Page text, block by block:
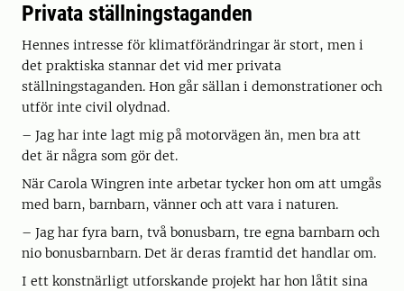
Privata ställningstaganden
Hennes intresse för klimatförändringar är stort, men i
det praktiska stannar det vid mer privata
ställningstaganden. Hon går sällan i demonstrationer och
utför inte civil olydnad.
– Jag har inte lagt mig på motorvägen än, men bra att
det är några som gör det.
När Carola Wingren inte arbetar tycker hon om att umgås
med barn, barnbarn, vänner och att vara i naturen.
– Jag har fyra barn, två bonusbarn, tre egna barnbarn och
nio bonusbarnbarn. Det är deras framtid det handlar om.
I ett konstnärligt utforskande projekt har hon låtit sina